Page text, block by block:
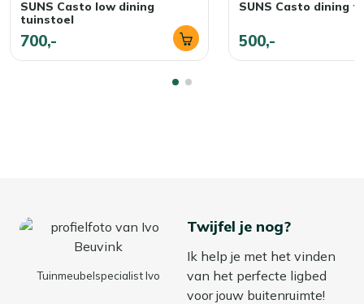
in een waterdichte opbergbox. Zo blijven je kussens fris,
droog en altijd klaar voor gebruik!
SUNS Casto low dining
tuinstoel
700,-
SUNS Casto dining
500,-
Tuinmeubelspecialist Ivo
Twijfel je nog?
Ik help je met het vinden
van het perfecte ligbed
voor jouw buitenruimte!